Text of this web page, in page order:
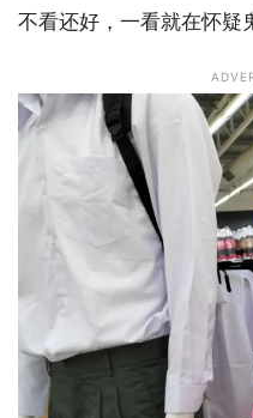
不看还好，一看就在怀疑